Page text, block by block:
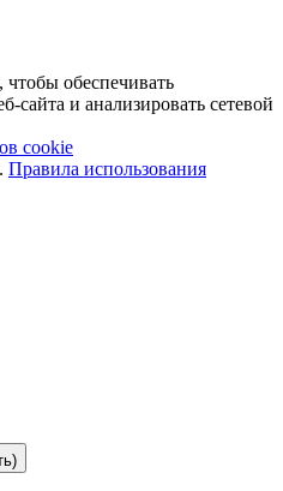
обеспечивать
сайта и анализировать сетевой
cookie
Правила использования